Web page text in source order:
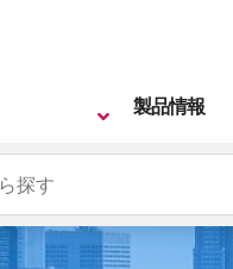
製品情報